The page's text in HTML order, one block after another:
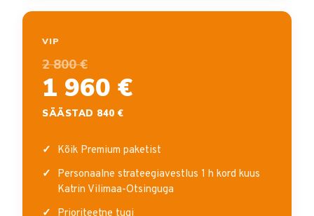
VIP
2 800 €
1 960 €
SÄÄSTAD 840 €
Kõik Premium paketist
Personaalne strateegiavestlus 1 h kord kuus
Katrin Vilimaa-Otsinguga